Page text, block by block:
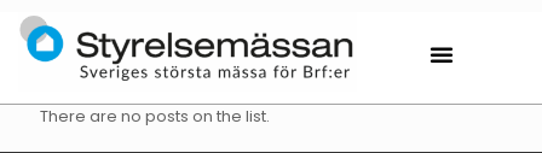
There are no posts on the list.